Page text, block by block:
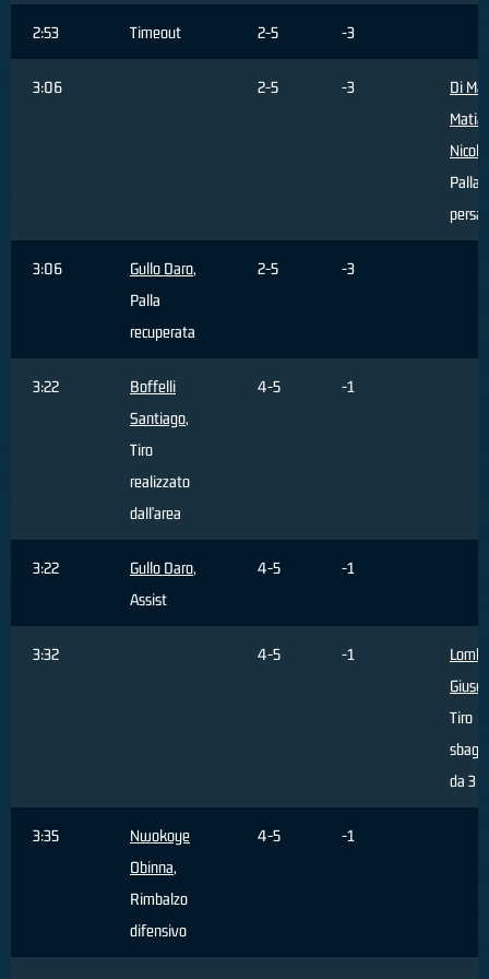
2:53 Timeout 2-5 -3
3:06 2-5 -3
Di
Palla
persa
3:06 Gullo Daro,
Palla
recuperata
2-5 -3
3:22
Boffelli
Santiago,
Tiro
realizzato
dall'area
4-5 -1
3:22 Gullo Daro,
Assist
4-5 -1
3:32 4-5 -1
Tiro
da 3
3:35
Nwokoye
Obinna,
Rimbalzo
difensivo
4-5 -1